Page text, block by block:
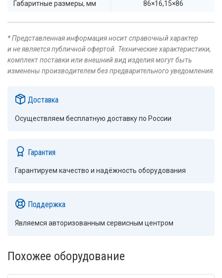
Габаритные размеры, мм 86×16,15×86
* Представленная информация носит справочный характер
и не является публичной офертой. Технические характеристики,
комплект поставки или внешний вид изделия могут быть
изменены производителем без предварительного уведомления.
Доставка
Осуществляем бесплатную доставку по России
Гарантия
Гарантируем качество и надёжность оборудования
Поддержка
Являемся авторизованным сервисным центром
Похожее оборудование